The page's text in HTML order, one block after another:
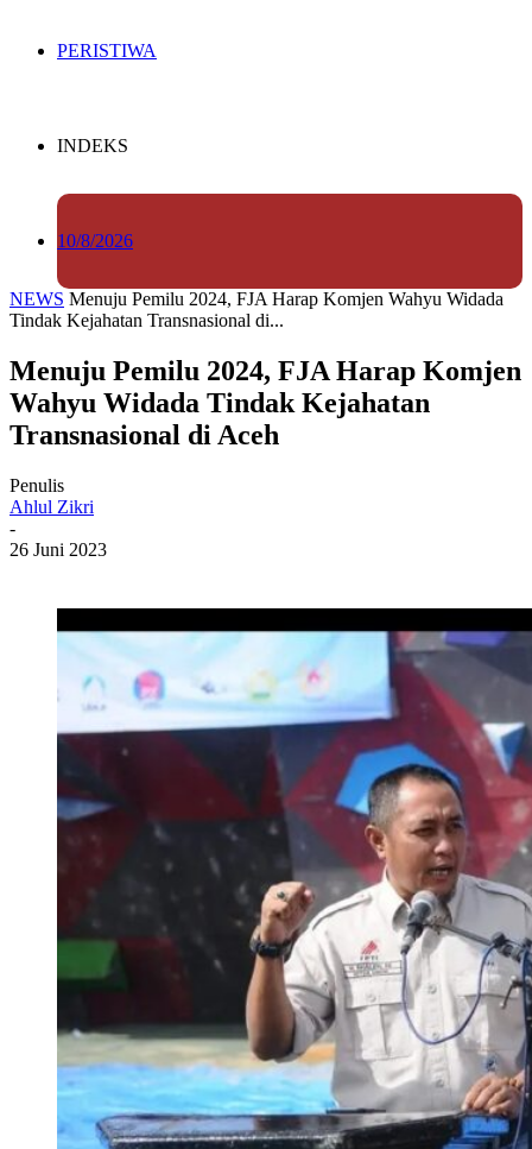
PERISTIWA
INDEKS
10/8/2026
NEWS Menuju Pemilu 2024, FJA Harap Komjen Wahyu Widada
Tindak Kejahatan Transnasional di...
Menuju Pemilu 2024, FJA Harap Komjen
Wahyu Widada Tindak Kejahatan
Transnasional di Aceh
Penulis
Ahlul Zikri
-
26 Juni 2023